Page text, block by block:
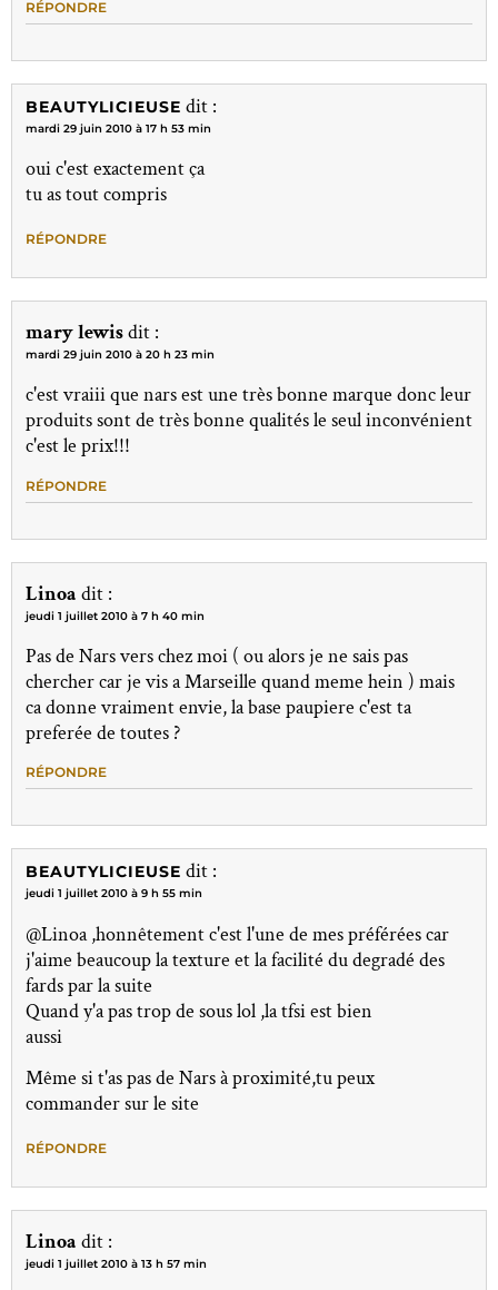
RÉPONDRE
BEAUTYLICIEUSE dit :
mardi 29 juin 2010 à 17 h 53 min
oui c'est exactement ça
tu as tout compris
RÉPONDRE
mary lewisdit :
mardi 29 juin 2010 à 20 h 23 min
c'est vraiii que nars est une très bonne marque donc leur
produits sont de très bonne qualités le seul inconvénient
c'est le prix!!!
RÉPONDRE
Linoa dit :
jeudi 1 juillet 2010 à 7 h 40 min
Pas de Nars vers chez moi ( ou alors je ne sais pas
chercher car je vis a Marseille quand meme hein ) mais
ca donne vraiment envie, la base paupiere c'est ta
preferée de toutes ?
RÉPONDRE
BEAUTYLICIEUSE dit :
jeudi 1 juillet 2010 à 9 h 55 min
@Linoa ,honnêtement c'est l'une de mes préférées car
j'aime beaucoup la texture et la facilité du degradé des
fards par la suite
Quand y'a pas trop de sous lol ,la tfsi est bien
aussi
Même si t'as pas de Nars à proximité,tu peux
commander sur le site
RÉPONDRE
Linoa dit :
jeudi 1 juillet 2010 à 13 h 57 min